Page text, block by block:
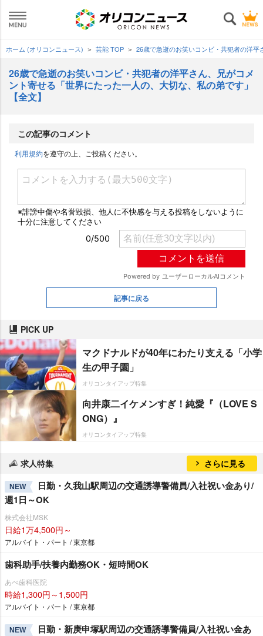
ホーム (オリコンニュース) 芸能 TOP 26歳で急逝のお笑いコンビ・共犯者の洋
26歳で急逝のお笑いコンビ・共犯者の洋平さん、兄がコメ
ント寄せる「世界にたった一人の、大切な、私の弟です」
【全文】
この記事のコメント
利用規約を遵守の上、ご投稿ください。
記事に戻る
PICK UP
マクドナルドが40年にわたり支える「小学
生の甲子園」
オリコンタイアップ特集
向井康二イケメンすぎ！純愛『（LOVE S
ONG）』
オリコンタイアップ特集
求人特集 さらに見る
NEW
日勤・久我山駅周辺の交通誘導警備員/入社祝い金あり/
週1日～OK
株式会社MSK
日給1万4,500円～
アルバイト・パート / 東京都
歯科助手/扶養内勤務OK・短時間OK
あべ歯科医院
時給1,300円～1,500円
アルバイト・パート / 東京都
NEW
日勤・新庚申塚駅周辺の交通誘導警備員/入社祝い金あ